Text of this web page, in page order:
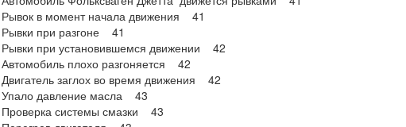
Рывок в момент начала движения 41
Рывки при разгоне 41
Рывки при установившемся движении 42
Автомобиль плохо разгоняется 42
Двигатель заглох во время движения 42
Упало давление масла 43
Проверка системы смазки 43